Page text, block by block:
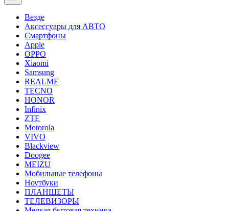
Везде
Аксессуары для АВТО
Смартфоны
Apple
OPPO
Xiaomi
Samsung
REALME
TECNO
HONOR
Infinix
ZTE
Motorola
VIVO
Blackview
Doogee
MEIZU
Мобильные телефоны
Ноутбуки
ПЛАНШЕТЫ
ТЕЛЕВИЗОРЫ